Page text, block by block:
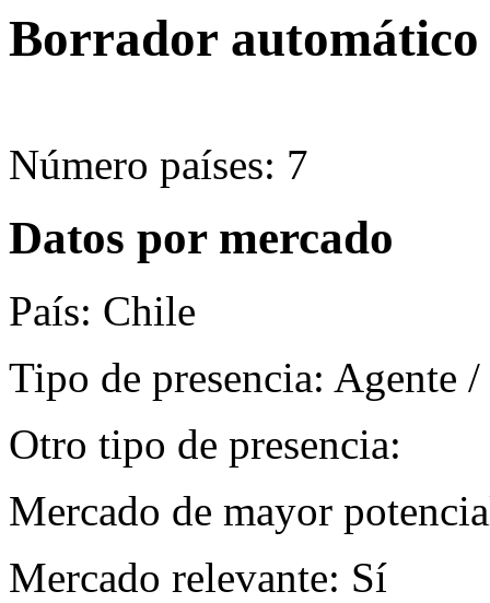
Borrador automático
Número países: 7
Datos por mercado
País: Chile
Tipo de presencia: Agente
Otro tipo de presencia:
Mercado de mayor
Mercado relevante: Sí